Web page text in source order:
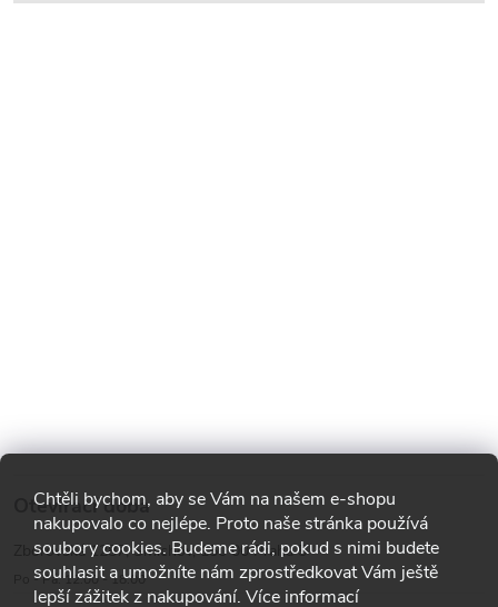
Chtěli bychom, aby se Vám na našem e-shopu
nakupovalo co nejlépe. Proto naše stránka používá
soubory cookies. Budeme rádi, pokud s nimi budete
souhlasit a umožníte nám zprostředkovat Vám ještě
lepší zážitek z nakupování. Více informací
Otevírací doba
Zborovská 1287, Smíchov, 150 00 Praha 5
Po - Pá: 12:00 - 18:00